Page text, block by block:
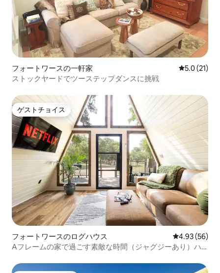
フォートワースの一軒家 レビュー21
5.0 (21)
ストックヤードでツーステップダンスに挑戦
ゲストチョイス
ゲストチョイス
フォートワースのログハウス レビュー56
4.93 (56)
Aフレームの家で過ごす素敵な時間（ジャグジーあり）ハ